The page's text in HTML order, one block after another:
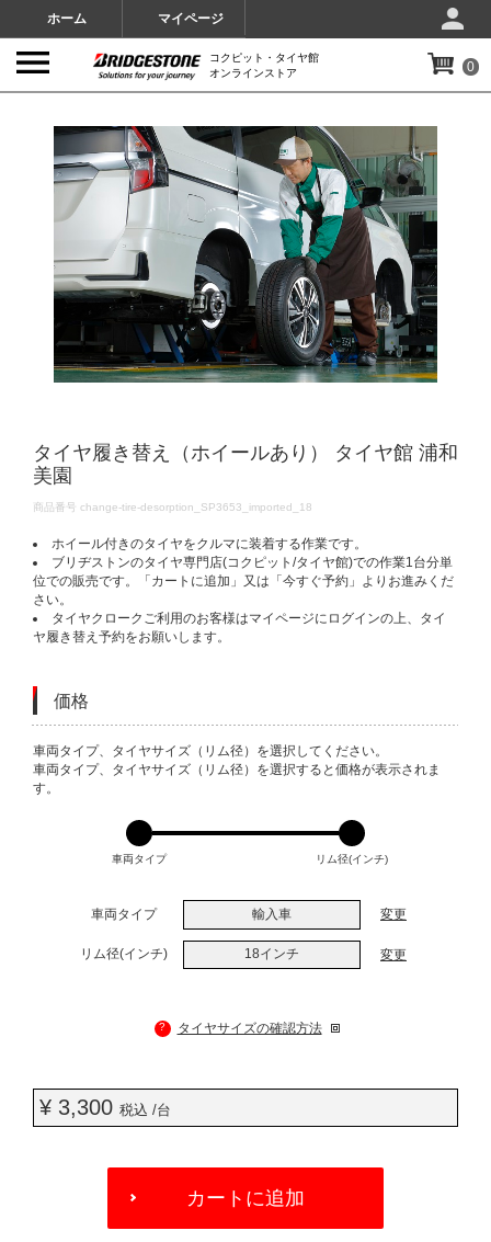
ホーム マイページ
コクピット・タイヤ館
オンラインストア
0
タイヤ履き替え（ホイールあり） タイヤ館 浦和
美園
DETAILS
商品番号 change-tire-desorption_SP3653_imported_18
ホイール付きのタイヤをクルマに装着する作業です。
ブリヂストンのタイヤ専門店(コクピット/タイヤ館)での作業1台分単
位での販売です。「カートに追加」又は「今すぐ予約」よりお進みくだ
さい。
タイヤクロークご利用のお客様はマイページにログインの上、タイ
ヤ履き替え予約をお願いします。
価格
VARIATIONS
車両タイプ、タイヤサイズ（リム径）を選択してください。
車両タイプ、タイヤサイズ（リム径）を選択すると価格が表示されま
す。
車両タイプ リム径(インチ)
車両タイプ 輸入車 変更
リム径(インチ) 18インチ 変更
? タイヤサイズの確認方法
¥ 3,300 税込 /台
OPTIONS
カートに追加